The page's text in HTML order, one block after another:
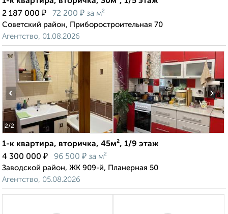
2 187 000 ₽ 72 200 ₽ за м²
Советский район, Приборостроительная 70
Агентство, 01.08.2026
2/2
‹ ›
1-к квартира, вторичка, 45м², 1/9 этаж
4 300 000 ₽ 96 500 ₽ за м²
Заводской район, ЖК 909-й, Планерная 50
Агентство, 05.08.2026